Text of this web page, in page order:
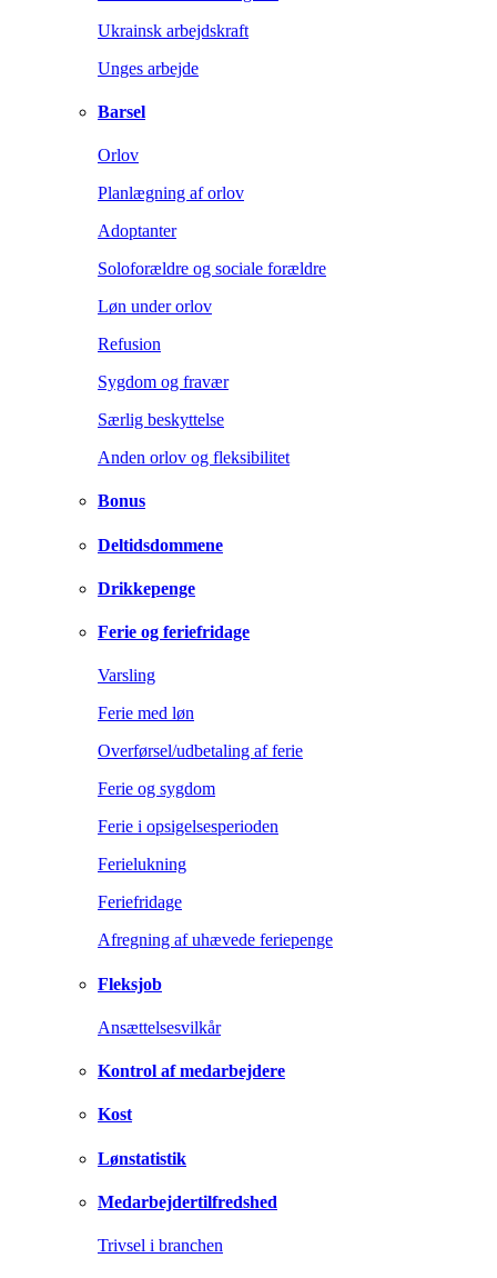
Ukrainsk arbejdskraft
Unges arbejde
Barsel
Orlov
Planlægning af orlov
Adoptanter
Soloforældre og sociale forældre
Løn under orlov
Refusion
Sygdom og fravær
Særlig beskyttelse
Anden orlov og fleksibilitet
Bonus
Deltidsdommene
Drikkepenge
Ferie og feriefridage
Varsling
Ferie med løn
Overførsel/udbetaling af ferie
Ferie og sygdom
Ferie i opsigelsesperioden
Ferielukning
Feriefridage
Afregning af uhævede feriepenge
Fleksjob
Ansættelsesvilkår
Kontrol af medarbejdere
Kost
Lønstatistik
Medarbejdertilfredshed
Trivsel i branchen